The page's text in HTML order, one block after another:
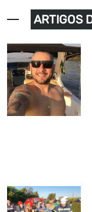
ARTIGOS